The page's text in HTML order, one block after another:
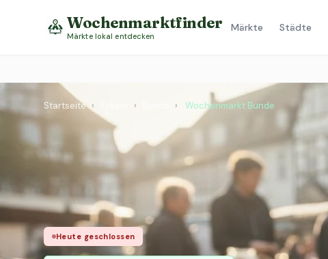
Wochenmarktfinder
Märkte lokal entdecken
Märkte Städte
Startseite › › › Wochenmarkt Bunde
Heute geschlossen